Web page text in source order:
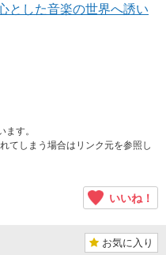
とした音楽の世界へ誘い
す。
てしまう場合はリンク元を参照し
いいね！
お気に入り